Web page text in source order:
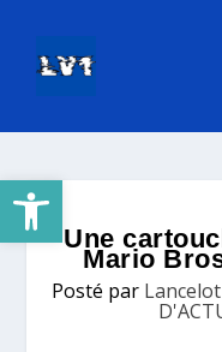
Ouvrir la barre d’outils
Une
Mario
Posté par